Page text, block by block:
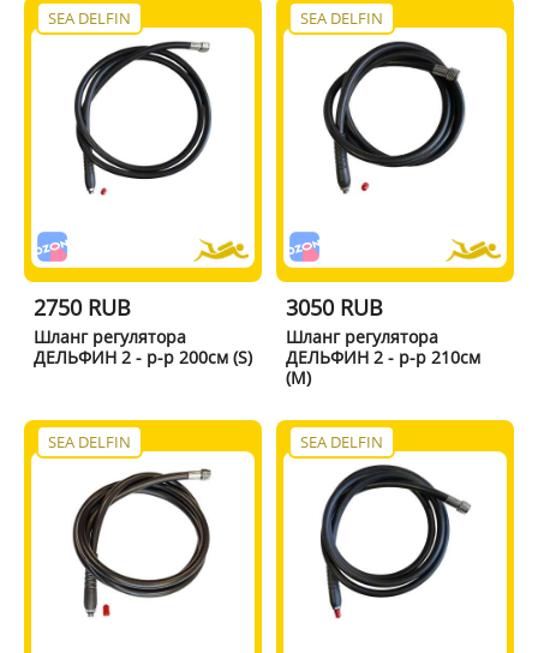
SEA DELFIN
2750 RUB
Шланг регулятора
ДЕЛЬФИН 2 - р-р 200см (S)
SEA DELFIN
3050 RUB
Шланг регулятора
ДЕЛЬФИН 2 - р-р 210см
(M)
SEA DELFIN SEA DELFIN